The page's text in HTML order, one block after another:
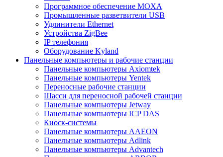
Программное обеспечение MOXA
Промышленные разветвители USB
Удлинители Ethernet
Устройства ZigBee
IP телефония
Оборудование Kyland
Панельные компьютеры и рабочие станции
Панельные компьютеры Axiomtek
Панельные компьютеры Yentek
Переносные рабочие станции
Шасси для переносной рабочей станции
Панельные компьютеры Jetway
Панельные компьютеры ICP DAS
Киоск-системы
Панельные компьютеры AAEON
Панельные компьютеры Adlink
Панельные компьютеры Advantech